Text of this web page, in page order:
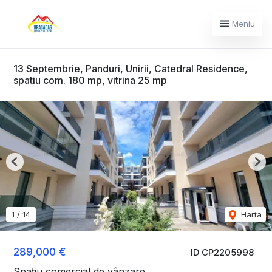
Meniu
13 Septembrie, Panduri, Unirii, Catedral Residence,
spatiu com. 180 mp, vitrina 25 mp
ID CP2205998
289,000 €
1 / 14 Harta
Previous